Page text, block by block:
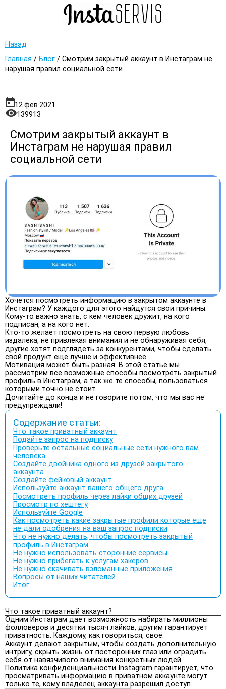
Назад
Главная / Блог / Смотрим закрытый аккаунт в Инстаграм не
нарушая правил социальной сети
12.фев.2021
139913
Смотрим закрытый аккаунт в
Инстаграм не нарушая правил
социальной сети
Хочется посмотреть информацию в закрытом аккаунте в
Инстаграм? У каждого для этого найдутся свои причины.
Кому-то важно знать, с кем человек дружит, на кого
подписан, а на кого нет.
Кто-то желает посмотреть на свою первую любовь
издалека, не привлекая внимания и не обнаруживая себя,
другие хотят подглядеть за конкурентами, чтобы сделать
свой продукт еще лучше и эффективнее.
Мотивация может быть разная. В этой статье мы
рассмотрим все возможные способы посмотреть закрытый
профиль в Инстаграм, а так же те способы, пользоваться
которыми точно не стоит.
Дочитайте до конца и не говорите потом, что мы вас не
предупреждали!
Содержание статьи:
Что такое приватный аккаунт
Подайте запрос на подписку
Проверьте остальные социальные сети нужного вам
человека
Создайте двойника одного из друзей закрытого
аккаунта
Создайте фейковый аккаунт
Используйте аккаунт вашего общего друга
Посмотреть профиль через лайки общих друзей
Просмотр по хештегу
Используйте Google
Как посмотреть какие закрытые профили которые еще
не дали одобрения на ваш запрос подписки
Что не нужно делать, чтобы посмотреть закрытый
профиль в Инстаграм
Не нужно использовать сторонние сервисы
Не нужно прибегать к услугам хакеров
Не нужно скачивать взломанные приложения
Вопросы от наших читателей
Итог
Что такое приватный аккаунт?
Одним Инстаграм дает возможность набирать миллионы
фолловеров и десятки тысяч лайков, другим гарантирует
приватность. Каждому, как говориться, свое.
Аккаунт делают закрытым, чтобы создать дополнительную
интригу, скрыть жизнь от посторонних глаз или оградить
себя от навязчивого внимания конкретных людей.
Политика конфиденциальности Instagram гарантирует, что
просматривать информацию в приватном аккаунте могут
только те, кому владелец аккаунта разрешил доступ.